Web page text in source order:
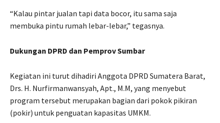
“Kalau pintar jualan tapi data bocor, itu sama saja
membuka pintu rumah lebar-lebar,” tegasnya.
Dukungan DPRD dan Pemprov Sumbar
Kegiatan ini turut dihadiri Anggota DPRD Sumatera Barat,
Drs. H. Nurfirmanwansyah, Apt., M.M, yang menyebut
program tersebut merupakan bagian dari pokok pikiran
(pokir) untuk penguatan kapasitas UMKM.